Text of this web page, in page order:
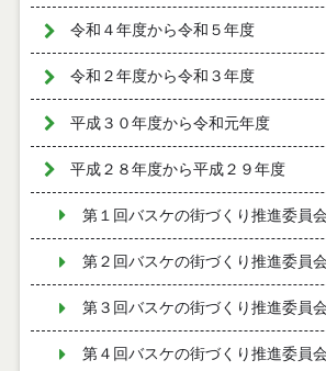
令和４年度から令和５年度
令和２年度から令和３年度
平成３０年度から令和元年度
平成２８年度から平成２９年度
第１回バスケの街づくり推進委員
第２回バスケの街づくり推進委員
第３回バスケの街づくり推進委員
第４回バスケの街づくり推進委員